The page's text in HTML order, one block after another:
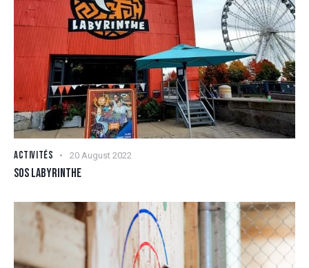
ACTIVITÉS 20 August 2022
SOS LABYRINTHE